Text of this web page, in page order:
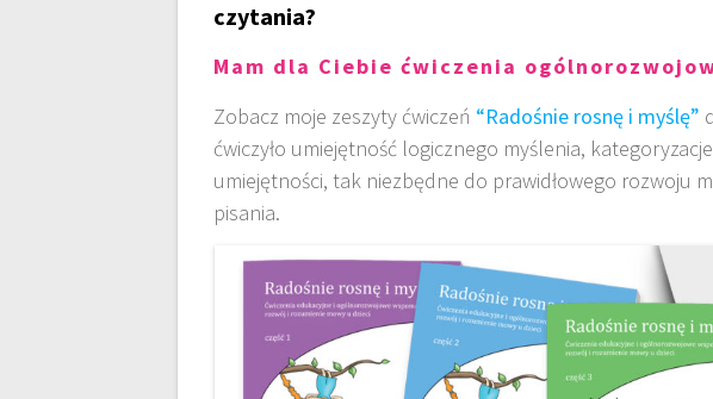
czytania?
Mam dla Ciebie ćwiczenia
Zobacz moje zeszyty ćwiczeń “Radośnie rosnę i myślę”
ćwiczyło umiejętność logicznego myślenia,
umiejętności, tak niezbędne do prawidłowego rozwoju
pisania.